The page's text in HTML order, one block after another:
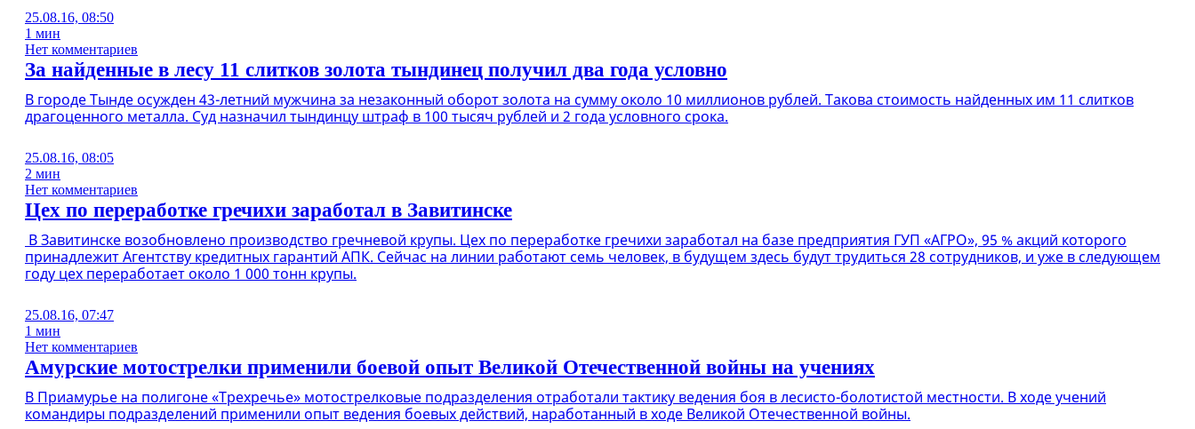
25.08.16, 08:50
1 мин
Нет комментариев
За найденные в лесу 11 слитков золота тындинец получил два года условно
В городе Тынде осужден 43-летний мужчина за незаконный оборот золота на сумму около 10 миллионов рублей. Такова стоимость найденных им 11 слитков
драгоценного металла. Суд назначил тындинцу штраф в 100 тысяч рублей и 2 года условного срока.
25.08.16, 08:05
2 мин
Нет комментариев
Цех по переработке гречихи заработал в Завитинске
В Завитинске возобновлено производство гречневой крупы. Цех по переработке гречихи заработал на базе предприятия ГУП «АГРО», 95 % акций которого
принадлежит Агентству кредитных гарантий АПК. Сейчас на линии работают семь человек, в будущем здесь будут трудиться 28 сотрудников, и уже в следующем
году цех переработает около 1 000 тонн крупы.
25.08.16, 07:47
1 мин
Нет комментариев
Амурские мотострелки применили боевой опыт Великой Отечественной войны на учениях
В Приамурье на полигоне «Трехречье» мотострелковые подразделения отработали тактику ведения боя в лесисто-болотистой местности. В ходе учений
командиры подразделений применили опыт ведения боевых действий, наработанный в ходе Великой Отечественной войны.